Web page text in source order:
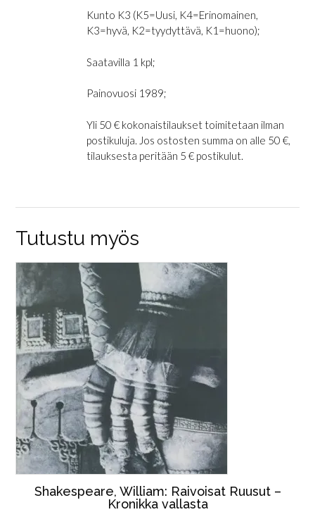
Kunto K3 (K5=Uusi, K4=Erinomainen,
K3=hyvä, K2=tyydyttävä, K1=huono);
Saatavilla 1 kpl;
Painovuosi 1989;
Yli 50 € kokonaistilaukset toimitetaan ilman
postikuluja. Jos ostosten summa on alle 50 €,
tilauksesta peritään 5 € postikulut.
Tutustu myös
Shakespeare, William: Raivoisat Ruusut –
Kronikka vallasta